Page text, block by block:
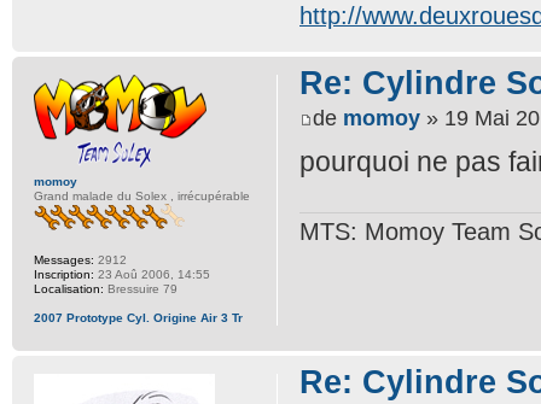
http://
Re: Cylindre
de momoy » 19 Mai
pourquoi ne pas
MTS: Momoy Team
momoy
Grand malade du Solex , irrécupérable
Messages: 2912
Inscription: 23 Aoû 2006, 14:55
Localisation: Bressuire 79
2007 Prototype Cyl. Origine Air 3 Tr
Re: Cylindre